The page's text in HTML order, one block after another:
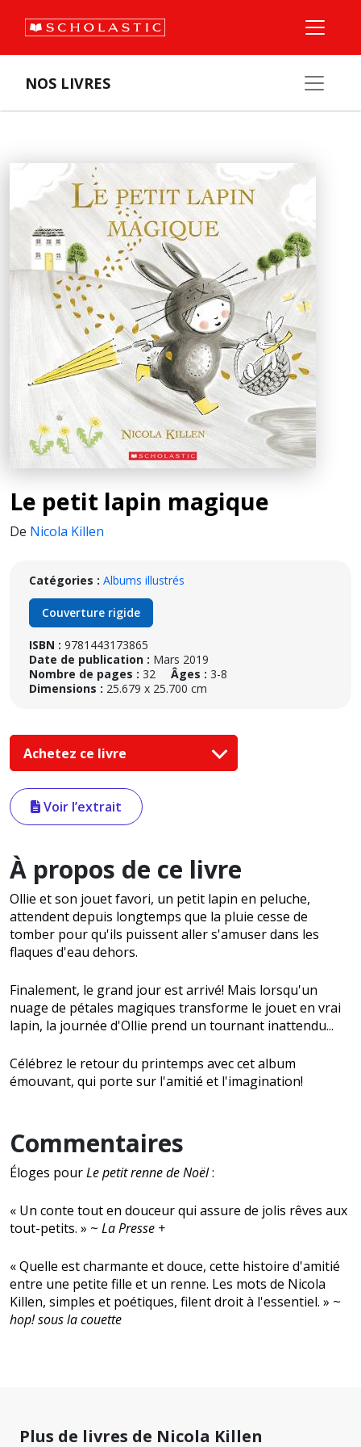
NOS LIVRES
Le petit lapin magique
De Nicola Killen
Catégories : Albums illustrés
Couverture rigide
ISBN : 9781443173865
Date de publication : Mars 2019
Nombre de pages : 32 Âges : 3-8
Dimensions : 25.679 x 25.700 cm
Achetez ce livre
Voir l’extrait
À propos de ce livre
Ollie et son jouet favori, un petit lapin en peluche,
attendent depuis longtemps que la pluie cesse de
tomber pour qu'ils puissent aller s'amuser dans les
flaques d'eau dehors.
Finalement, le grand jour est arrivé! Mais lorsqu'un
nuage de pétales magiques transforme le jouet en vrai
lapin, la journée d'Ollie prend un tournant inattendu...
Célébrez le retour du printemps avec cet album
émouvant, qui porte sur l'amitié et l'imagination!
Commentaires
Éloges pourLe petit renne de Noël:
« Un conte tout en douceur qui assure de jolis rêves aux
tout-petits. » ~ La Presse +
« Quelle est charmante et douce, cette histoire d'amitié
entre une petite fille et un renne. Les mots de Nicola
Killen, simples et poétiques, filent droit à l'essentiel. » ~
hop! sous la couette
Plus de livres de Nicola Killen